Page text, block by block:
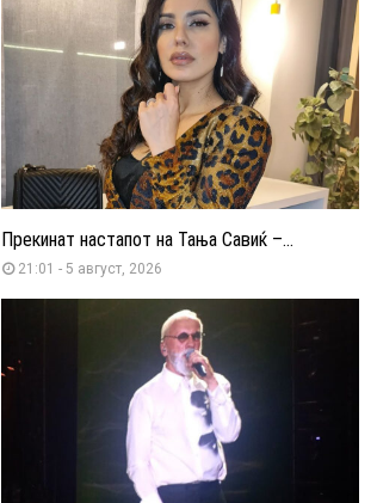
Прекинат настапот на Тања Савиќ –...
21:01 - 5 август, 2026